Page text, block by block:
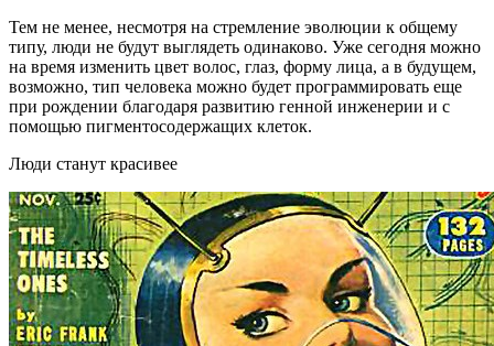
Тем не менее, несмотря на стремление эволюции к общему
типу, люди не будут выглядеть одинаково. Уже сегодня можно
на время изменить цвет волос, глаз, форму лица, а в будущем,
возможно, тип человека можно будет программировать еще
при рождении благодаря развитию генной инженерии и с
помощью пигментосодержащих клеток.
Люди станут красивее